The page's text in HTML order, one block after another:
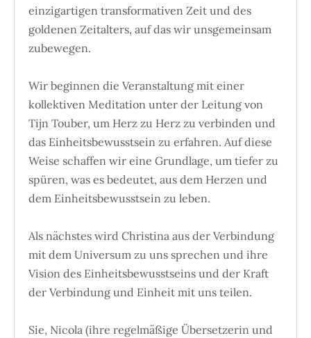
einzigartigen transformativen Zeit und des
goldenen Zeitalters, auf das wir unsgemeinsam
zubewegen.
Wir beginnen die Veranstaltung mit einer
kollektiven Meditation unter der Leitung von
Tijn Touber, um Herz zu Herz zu verbinden und
das Einheitsbewusstsein zu erfahren. Auf diese
Weise schaffen wir eine Grundlage, um tiefer zu
spüren, was es bedeutet, aus dem Herzen und
dem Einheitsbewusstsein zu leben.
Als nächstes wird Christina aus der Verbindung
mit dem Universum zu uns sprechen und ihre
Vision des Einheitsbewusstseins und der Kraft
der Verbindung und Einheit mit uns teilen.
Sie, Nicola (ihre regelmäßige Übersetzerin und